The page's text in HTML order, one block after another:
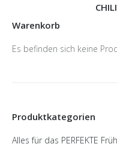
Warenkorb
Es befinden sich keine
Produktkategorien
Alles für das PERFEKTE